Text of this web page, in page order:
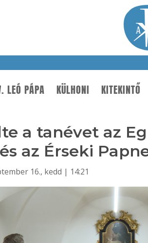
LEÓ PÁPA KÜLHONI KITEKINTŐ
a tanévet az
az Érseki
16., kedd | 14:21